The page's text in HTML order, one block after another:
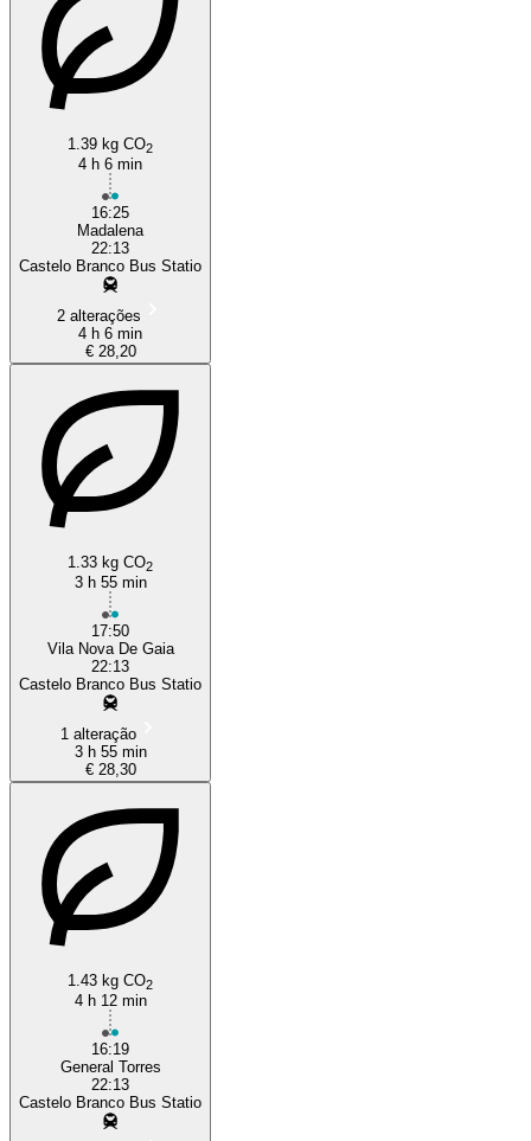
1.39 kg CO2
4 h 6 min
16:25
Madalena
22:13
Castelo Branco Bus Statio
2 alterações
4 h 6 min
€ 28,20
1.33 kg CO2
3 h 55 min
17:50
Vila Nova De Gaia
22:13
Castelo Branco Bus Statio
1 alteração
3 h 55 min
€ 28,30
1.43 kg CO2
4 h 12 min
16:19
General Torres
22:13
Castelo Branco Bus Statio